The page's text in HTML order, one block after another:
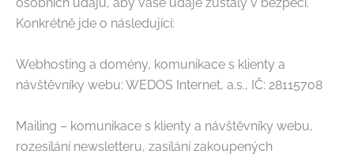
osobních údajů, aby vaše údaje zůstaly v bezpečí.
Konkrétně jde o následující:
Webhosting a domény, komunikace s klienty a
návštěvníky webu: WEDOS Internet, a.s., IČ: 28115708
Mailing – komunikace s klienty a návštěvníky webu,
rozesílání newsletteru, zasílání zakoupených